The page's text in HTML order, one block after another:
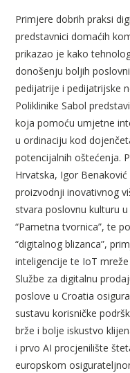
Primjere dobrih praksi
predstavnici domaćih
prikazao je kako
donošenju boljih
pedijatrije i pedijatrijske
Poliklinike Sabol
koja pomoću umjetne
u ordinaciju kod
potencijalnih oštećenja. P
Hrvatska, Igor
proizvodnji inovativnog
stvara poslovnu kulturu
“Pametna tvornica”, te
“digitalnog blizanca”,
inteligencije te IoT
Službe za digitalnu
poslove u Croatia
sustavu korisničke
brže i bolje iskustvo
i prvo AI procjenilište
europskom